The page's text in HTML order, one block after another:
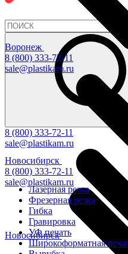
8 (800) 333-72-11
sale@plastikam.ru
Новосибирск
Воронеж
8 (800) 333-72-11
sale@plastikam.ru
Новосибирск
8 (800) 333-72-11
sale@plastikam.ru
Лазерная резка
Фрезерная резка
Гибка
Гравировка
УФ печать
Широкоформатная